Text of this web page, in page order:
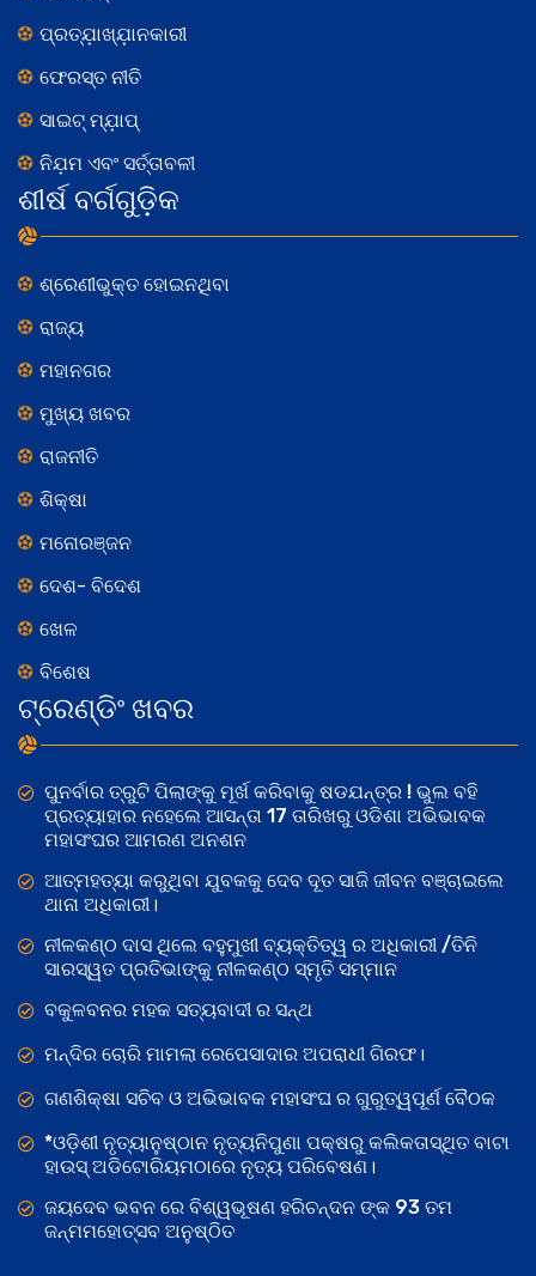
ପ୍ରତ୍ଯ଼ାଖ୍ଯ଼ାନକାରୀ
ଫେରସ୍ତ ନୀତି
ସାଇଟ୍ ମ୍ଯ଼ାପ୍
ନିଯ଼ମ ଏବଂ ସର୍ତ୍ତାବଳୀ
ଶୀର୍ଷ ବର୍ଗଗୁଡ଼ିକ
ଶ୍ରେଣୀଭୁକ୍ତ ହୋଇନଥିବା
ରାଜ୍ୟ
ମହାନଗର
ମୁଖ୍ୟ ଖବର
ରାଜନୀତି
ଶିକ୍ଷା
ମନୋରଞ୍ଜନ
ଦେଶ- ବିଦେଶ
ଖେଳ
ବିଶେଷ
ଟ୍ରେଣ୍ଡିଂ ଖବର
ପୁନର୍ବାର ତ୍ରୁଟି ପିଲାଙ୍କୁ ମୂର୍ଖ କରିବାକୁ ଷଡଯନ୍ତ୍ର ! ଭୁଲ ବହି
ପ୍ରତ୍ୟାହାର ନହେଲେ ଆସନ୍ତା 17 ତାରିଖରୁ ଓଡିଶା ଅଭିଭାବକ
ମହାସଂଘର ଆମରଣ ଅନଶନ
ଆତ୍ମହତ୍ୟା କରୁଥିବା ଯୁବକକୁ ଦେବ ଦୂତ ସାଜି ଜୀବନ ବଞ୍ଚାଇଲେ
ଥାନା ଅଧିକାରୀ।
ନୀଳକଣ୍ଠ ଦାସ ଥିଲେ ବହୁମୁଖୀ ବ୍ୟକ୍ତିତ୍ୱ ର ଅଧିକାରୀ /ତିନି
ସାରସ୍ୱତ ପ୍ରତିଭାଙ୍କୁ ନୀଳକଣ୍ଠ ସ୍ମୃତି ସମ୍ମାନ
ବକୁଳବନର ମହକ ସତ୍ୟବାଦୀ ର ସନ୍ଥ
ମନ୍ଦିର ଚୋରି ମାମଲା ରେପେସାଦାର ଅପରାଧୀ ଗିରଫ।
ଗଣଶିକ୍ଷା ସଚିବ ଓ ଅଭିଭାବକ ମହାସଂଘ ର ଗୁରୁତ୍ୱପୂର୍ଣ ବୈଠକ
*ଓଡ଼ିଶୀ ନୃତ୍ୟାନୁଷ୍ଠାନ ନୃତ୍ୟନିପୁଣା ପକ୍ଷରୁ କଲିକତାସ୍ଥିତ ବାଟା
ହାଉସ୍ ଅଡିଟୋରିୟମଠାରେ ନୃତ୍ୟ ପରିବେଷଣ।
ଜୟଦେବ ଭବନ ରେ ବିଶ୍ୱଭୂଷଣ ହରିଚନ୍ଦନ ଙ୍କ 93 ତମ
ଜନ୍ମମହୋତ୍ସବ ଅନୁଷ୍ଠିତ